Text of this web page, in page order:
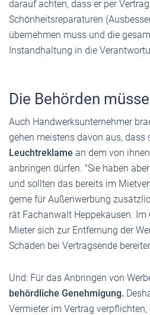
darauf achten, dass er per
Schönheitsreparaturen
übernehmen muss und die
Instandhaltung in die
Die Behörden
Auch Handwerksunternehmer
gehen meistens davon aus, dass
Leuchtreklame an dem von
anbringen dürfen. "Sie haben
und sollten das bereits im
gerne für Außenwerbung
rät Fachanwalt Heppekausen. Im
Mieter sich zur Entfernung der
Schäden bei Vertragsende
Und: Für das Anbringen von
behördliche Genehmigung.
Vermieter im Vertrag